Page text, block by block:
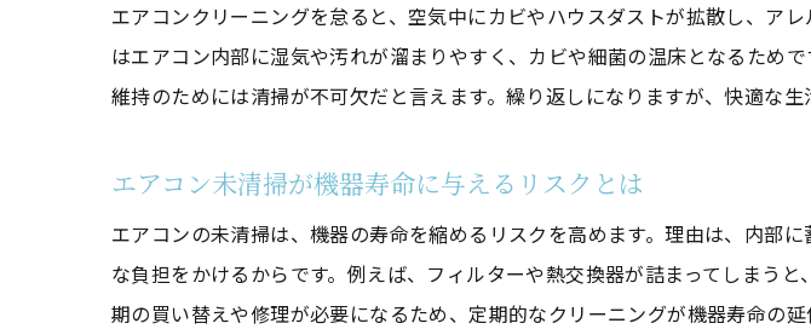
汚れ放置が健康リス
クリーニングしない
快適な暮らしに欠かせな
快適な室内環境のた
エアコンクリーニングを怠ると、空気中にカビやハウスダストが拡散し、ア
はエアコン内部に湿気や汚れが溜まりやすく、カビや細菌の温床となるため
維持のためには清掃が不可欠だと言えます。繰り返しになりますが、快適な
エアコン未清掃が機器寿命に与えるリスクとは
エアコンの未清掃は、機器の寿命を縮めるリスクを高めます。理由は、内部
な負担をかけるからです。例えば、フィルターや熱交換器が詰まってしまう
期の買い替えや修理が必要になるため、定期的なクリーニングが機器寿命の延